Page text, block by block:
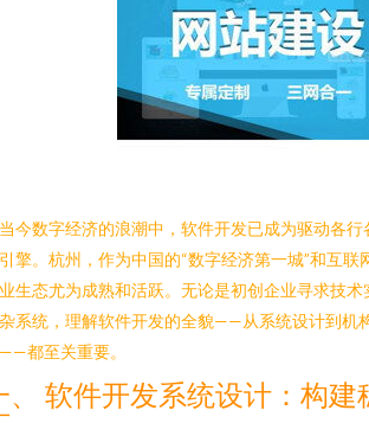
今数字经济的浪潮中，软件开发已成为驱动各
擎。杭州，作为中国的“数字经济第一城”和互联
生态尤为成熟和活跃。无论是初创企业寻求技
系统，理解软件开发的全貌——从系统设计到机
都至关重要。
、 软件开发系统设计：构建